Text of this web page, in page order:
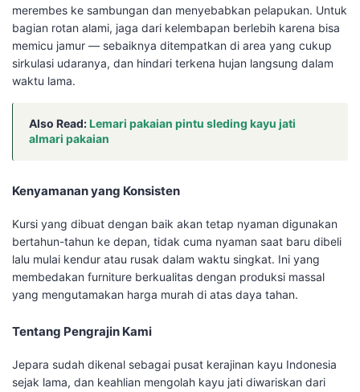
merembes ke sambungan dan menyebabkan pelapukan. Untuk
bagian rotan alami, jaga dari kelembapan berlebih karena bisa
memicu jamur — sebaiknya ditempatkan di area yang cukup
sirkulasi udaranya, dan hindari terkena hujan langsung dalam
waktu lama.
Also Read:Lemari pakaian pintu sleding kayu jati
almari pakaian
Kenyamanan yang Konsisten
Kursi yang dibuat dengan baik akan tetap nyaman digunakan
bertahun-tahun ke depan, tidak cuma nyaman saat baru dibeli
lalu mulai kendur atau rusak dalam waktu singkat. Ini yang
membedakan furniture berkualitas dengan produksi massal
yang mengutamakan harga murah di atas daya tahan.
Tentang Pengrajin Kami
Jepara sudah dikenal sebagai pusat kerajinan kayu Indonesia
sejak lama, dan keahlian mengolah kayu jati diwariskan dari